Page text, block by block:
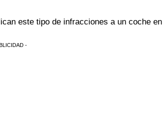
este tipo de infracciones a un coche en
-